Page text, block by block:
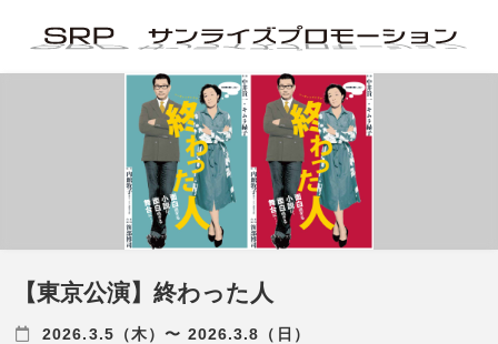
【東京公演】終わった人
2026.3.5（木）〜 2026.3.8（日）